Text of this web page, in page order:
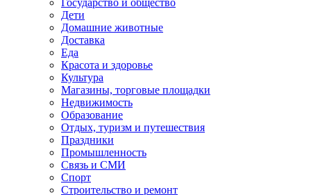
Государство и общество
Дети
Домашние животные
Доставка
Еда
Красота и здоровье
Культура
Магазины, торговые площадки
Недвижимость
Образование
Отдых, туризм и путешествия
Праздники
Промышленность
Связь и СМИ
Спорт
Строительство и ремонт